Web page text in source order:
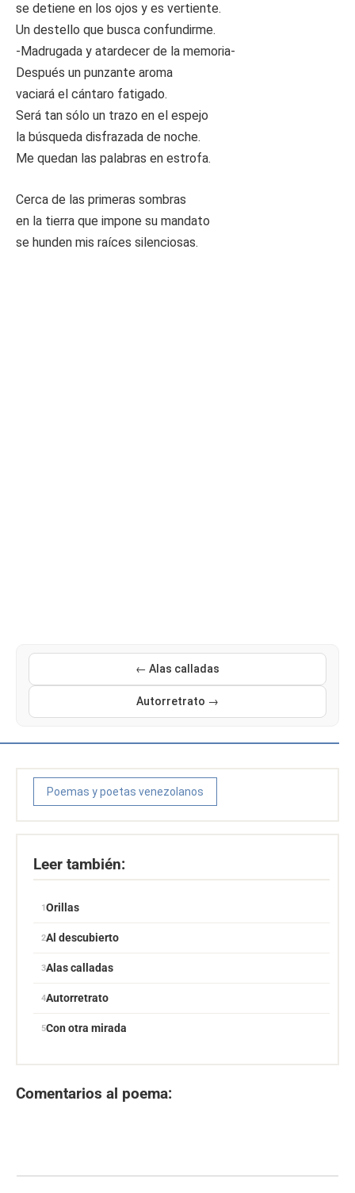
se detiene en los ojos y es vertiente.
Un destello que busca confundirme.
-Madrugada y atardecer de la memoria-
Después un punzante aroma
vaciará el cántaro fatigado.
Será tan sólo un trazo en el espejo
la búsqueda disfrazada de noche.
Me quedan las palabras en estrofa.
Cerca de las primeras sombras
en la tierra que impone su mandato
se hunden mis raíces silenciosas.
← Alas calladas
Autorretrato →
Poemas y poetas venezolanos
Leer también:
Orillas
Al descubierto
Alas calladas
Autorretrato
Con otra mirada
Comentarios al poema: